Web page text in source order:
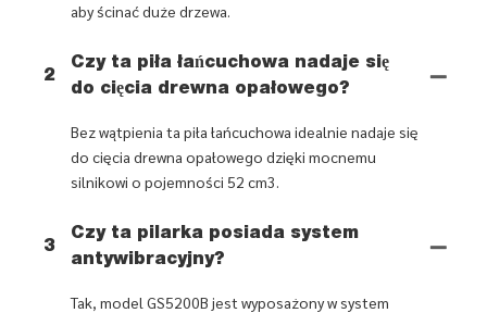
aby ścinać duże drzewa.
2
Czy ta piła łańcuchowa nadaje się
do cięcia drewna opałowego?
Bez wątpienia ta piła łańcuchowa idealnie nadaje się
do cięcia drewna opałowego dzięki mocnemu
silnikowi o pojemności 52 cm3.
3
Czy ta pilarka posiada system
antywibracyjny?
Tak, model GS5200B jest wyposażony w system